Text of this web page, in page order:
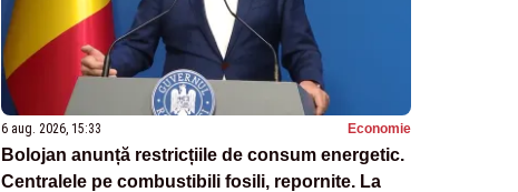
6 aug. 2026, 15:33 Economie
Bolojan anunță restricțiile de consum energetic.
Centralele pe combustibili fosili, repornite. La